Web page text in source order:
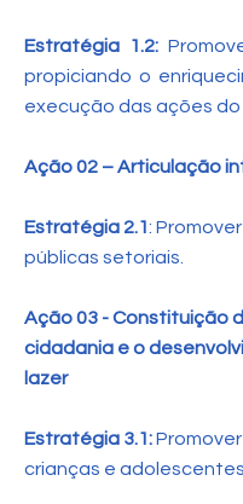
Estratégia 1.2:
propiciando o
execução das ações do
Ação 02 – Articulação
Estratégia 2.1:
públicas setoriais.
Ação 03 - Constituição
cidadania e o
lazer
Estratégia 3.1:
crianças e